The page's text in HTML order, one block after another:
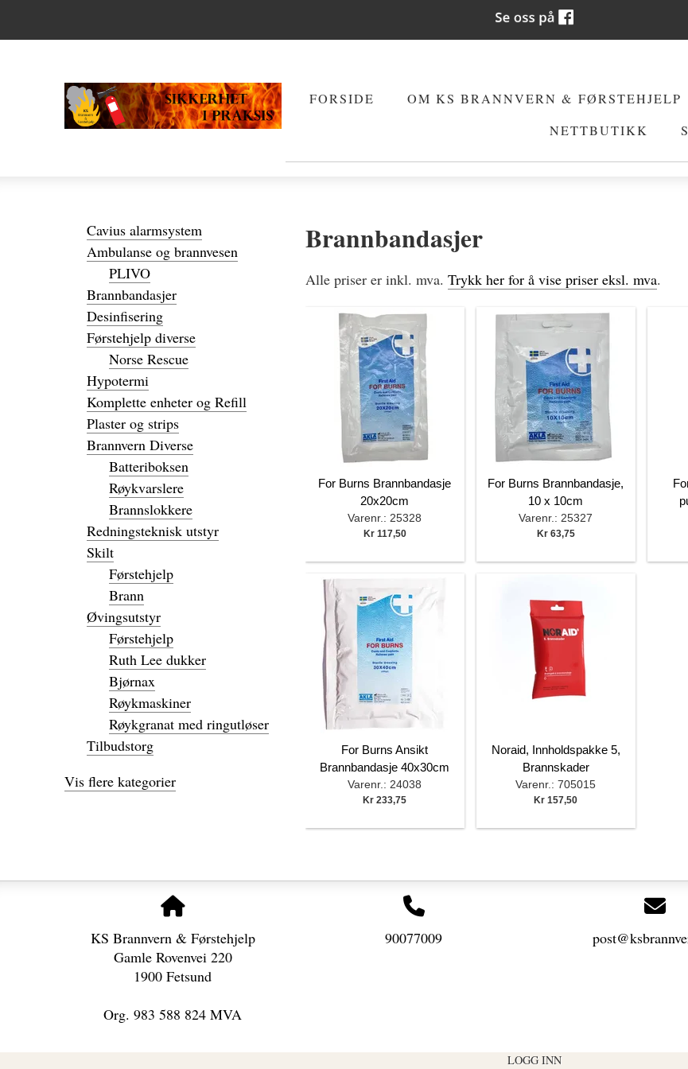
FORSIDE OM KS BRANNVERN & FØRSTEHJELP
NETTBUTIKK
Cavius alarmsystem
Ambulanse og brannvesen
PLIVO
Brannbandasjer
Desinfisering
Førstehjelp diverse
Norse Rescue
Hypotermi
Komplette enheter og Refill
Plaster og strips
Brannvern Diverse
Batteriboksen
Røykvarslere
Brannslokkere
Redningsteknisk utstyr
Skilt
Førstehjelp
Brann
Øvingsutstyr
Førstehjelp
Ruth Lee dukker
Bjørnax
Røykmaskiner
Røykgranat med ringutløser
Tilbudstorg
Vis flere kategorier
Brannbandasjer
Alle priser er inkl. mva. Trykk her for å vise priser eksl. mva.
For Burns Brannbandasje
20x20cm
Varenr.: 25328
Kr 117,50
For Burns Brannbandasje,
10 x 10cm
Varenr.: 25327
Kr 63,75
For Burns Ansikt
Brannbandasje 40x30cm
Varenr.: 24038
Kr 233,75
Noraid, Innholdspakke 5,
Brannskader
Varenr.: 705015
Kr 157,50
KS Brannvern & Førstehjelp
Gamle Rovenvei 220
1900 Fetsund
Org. 983 588 824 MVA
90077009
LOGG INN